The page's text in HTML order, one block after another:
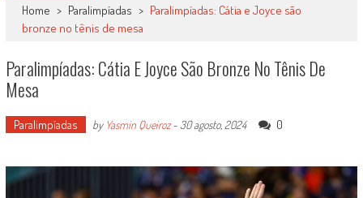
Home > Paralimpíadas > Paralimpíadas: Cátia e Joyce são
bronze no tênis de mesa
Paralimpíadas: Cátia E Joyce São Bronze No Tênis De
Mesa
Paralimpíadas by Yasmin Queiroz- 30 agosto, 2024 0